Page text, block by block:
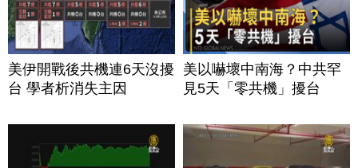
美伊開戰後共機連6天沒擾
台 學者析消失主因
美以嚇壞中南海？中共罕
見5天「零共機」擾台